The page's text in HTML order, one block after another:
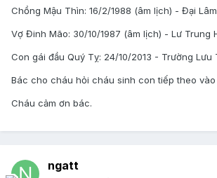
Chồng Mậu Thìn: 16/2/1988 (âm lịch) - Đại
Vợ Đinh Mão: 30/10/1987 (âm lịch) - Lư Trung
Con gái đầu Quý Tỵ: 24/10/2013 - Trường Lưu
Bác cho cháu hỏi cháu sinh con tiếp theo vào
Cháu cảm ơn bác.
ngatt